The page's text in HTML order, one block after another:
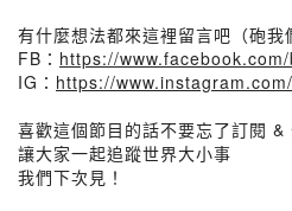
有什麼想法都來這裡留言吧（砲我
FB： https://
IG： https://
喜歡這個節目的話不要忘了訂閱 &
讓大家一起追蹤世界大小事
我們下次見！